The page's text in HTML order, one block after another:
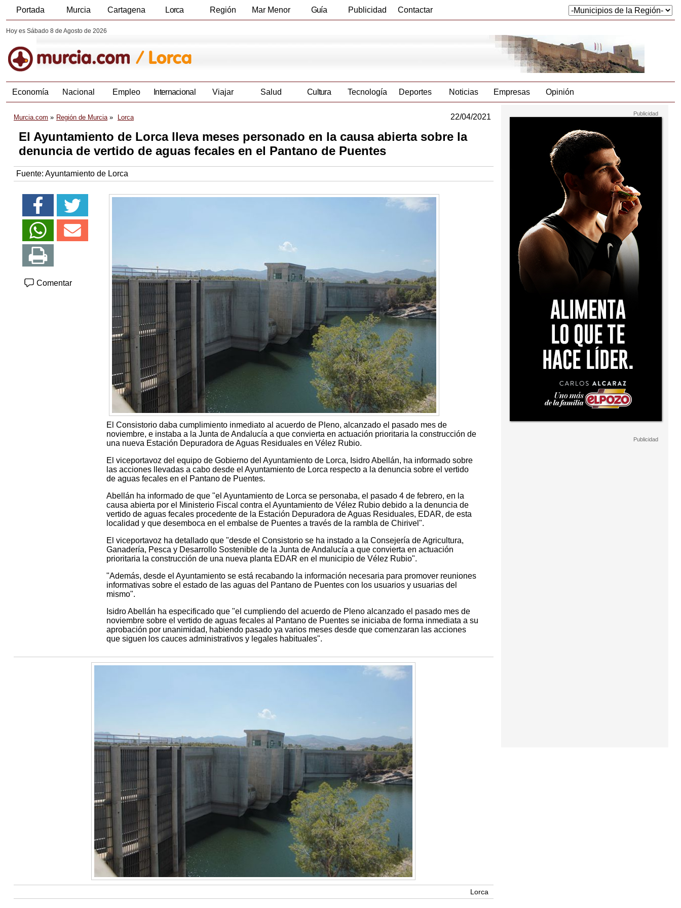
Portada Murcia Cartagena Lorca Región Mar Menor Guía Publicidad Contactar
Hoy es Sábado 8 de Agosto de 2026
Economía Nacional Empleo Internacional Viajar Salud Cultura Tecnología Deportes Noticias Empresas Opinión
Murcia.com Región de Murcia Lorca 22/04/2021
El Ayuntamiento de Lorca lleva meses personado en la causa abierta sobre la
denuncia de vertido de aguas fecales en el Pantano de Puentes
Fuente: Ayuntamiento de Lorca
Comentar
El Consistorio daba cumplimiento inmediato al acuerdo de Pleno, alcanzado el pasado mes de
noviembre, e instaba a la Junta de Andalucía a que convierta en actuación prioritaria la construcción de
una nueva Estación Depuradora de Aguas Residuales en Vélez Rubio.
El viceportavoz del equipo de Gobierno del Ayuntamiento de Lorca, Isidro Abellán, ha informado sobre
las acciones llevadas a cabo desde el Ayuntamiento de Lorca respecto a la denuncia sobre el vertido
de aguas fecales en el Pantano de Puentes.
Abellán ha informado de que "el Ayuntamiento de Lorca se personaba, el pasado 4 de febrero, en la
causa abierta por el Ministerio Fiscal contra el Ayuntamiento de Vélez Rubio debido a la denuncia de
vertido de aguas fecales procedente de la Estación Depuradora de Aguas Residuales, EDAR, de esta
localidad y que desemboca en el embalse de Puentes a través de la rambla de Chirivel".
El viceportavoz ha detallado que "desde el Consistorio se ha instado a la Consejería de Agricultura,
Ganadería, Pesca y Desarrollo Sostenible de la Junta de Andalucía a que convierta en actuación
prioritaria la construcción de una nueva planta EDAR en el municipio de Vélez Rubio".
"Además, desde el Ayuntamiento se está recabando la información necesaria para promover reuniones
informativas sobre el estado de las aguas del Pantano de Puentes con los usuarios y usuarias del
mismo".
Isidro Abellán ha especificado que "el cumpliendo del acuerdo de Pleno alcanzado el pasado mes de
noviembre sobre el vertido de aguas fecales al Pantano de Puentes se iniciaba de forma inmediata a su
aprobación por unanimidad, habiendo pasado ya varios meses desde que comenzaran las acciones
que siguen los cauces administrativos y legales habituales".
Lorca